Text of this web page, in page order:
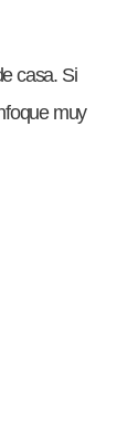
casa. Si
muy